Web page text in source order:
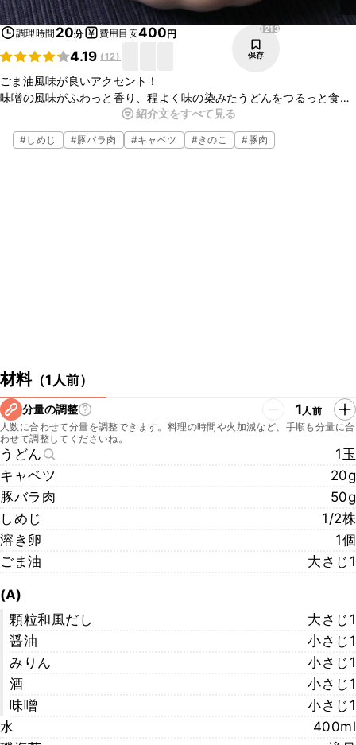
調理時間 20分 費用目安400円
4.19 (12)
1213
保存
ごま油風味が良いアクセント！
味噌の風味がふわっと香り、程よく味の染みたうどんをつるっと食べ
具材もボリューム満点なので、お腹いっぱい間違いなし！
さっと簡単に調理して頂けますので、是非お試し下さい。
紹介文をすべて見る
#しめじ #豚バラ肉 #キャベツ #きのこ #豚肉
材料（1人前）
分量の調整 1人前
人数に合わせて分量を調整できます。料理の時間や火加減など、手順も分量に合
わせて調整してくださいね。
うどん
1玉
キャベツ
20g
豚バラ肉
50g
しめじ
1/2株
溶き卵
1個
ごま油
大さじ1
(A)
顆粒和風だし
大さじ1
醤油
小さじ1
みりん
小さじ1
酒
小さじ1
味噌
小さじ1
水
400ml